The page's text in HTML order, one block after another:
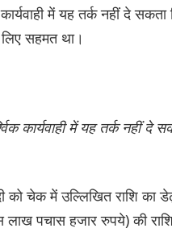
में यह तर्क नहीं दे
सहमत था।
कार्यवाही में यह तर्क नहीं दे
चेक में उल्लिखित राशि का
लाख पचास हजार रुपये) की